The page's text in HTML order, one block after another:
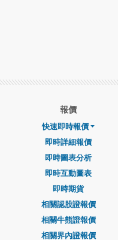
報價
快速即時報價
即時詳細報價
即時圖表分析
即時互動圖表
即時期貨
相關認股證報價
相關牛熊證報價
相關界內證報價